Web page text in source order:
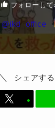
フォローして
シェアする